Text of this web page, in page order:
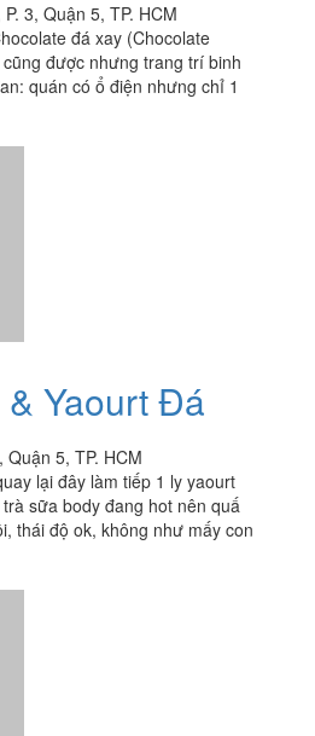
3, Quận 5, TP. HCM
đá xay (Chocolate
được nhưng trang trí binh
quán có ổ điện nhưng chỉ 1
Yaourt Đá
Quận 5, TP. HCM
lại đây làm tiếp 1 ly yaourt
sữa body đang hot nên quấ
thái độ ok, không như mấy con